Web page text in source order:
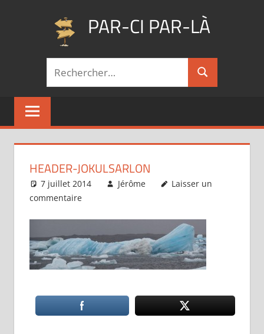
PAR-CI PAR-LÀ
mes
pérégrinations
Recherche
Rechercher
HEADER-JOKULSARLON
7 juillet 2014 Jérôme
Laisser un
commentaire